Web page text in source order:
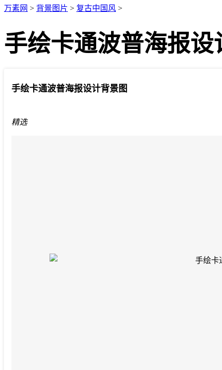
万素网 > 背景图片 > 复古中国风 >
手绘卡通波普海报设
手绘卡通波普海报设计背景图
精选